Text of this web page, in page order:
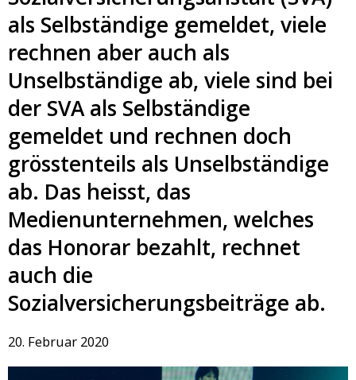
als Selbständige gemeldet, viele
rechnen aber auch als
Unselbständige ab, viele sind bei
der SVA als Selbständige
gemeldet und rechnen doch
grösstenteils als Unselbständige
ab. Das heisst, das
Medienunternehmen, welches
das Honorar bezahlt, rechnet
auch die
Sozialversicherungsbeiträge ab.
20. Februar 2020